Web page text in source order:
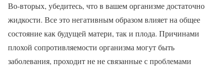
Во-вторых, убедитесь, что в вашем организме достаточно
жидкости. Все это негативным образом влияет на общее
состояние как будущей матери, так и плода. Причинами
плохой сопротивляемости организма могут быть
заболевания, проходит не не связанные с проблемами